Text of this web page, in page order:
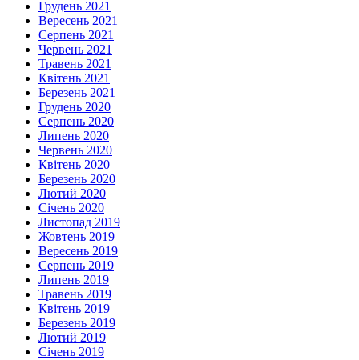
Грудень 2021
Вересень 2021
Серпень 2021
Червень 2021
Травень 2021
Квітень 2021
Березень 2021
Грудень 2020
Серпень 2020
Липень 2020
Червень 2020
Квітень 2020
Березень 2020
Лютий 2020
Січень 2020
Листопад 2019
Жовтень 2019
Вересень 2019
Серпень 2019
Липень 2019
Травень 2019
Квітень 2019
Березень 2019
Лютий 2019
Січень 2019